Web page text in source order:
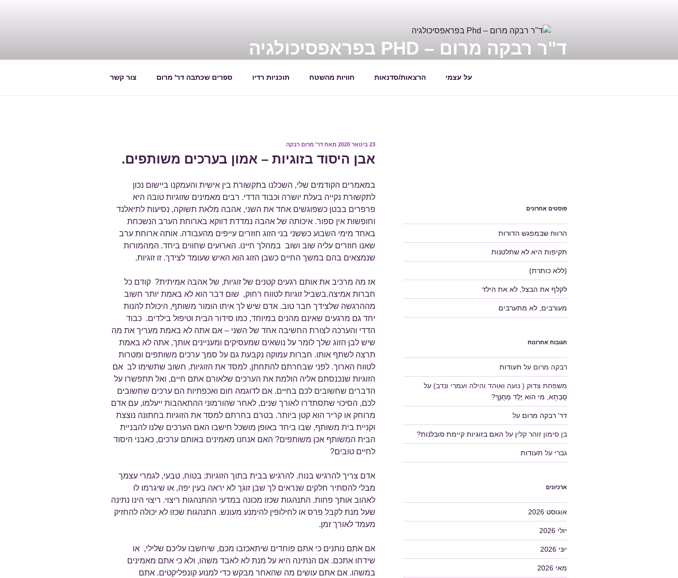
ד"ר רבקה מרום – PHD בפראפסיכולגיה
על עצמי הרצאות/סדנאות חוויות מהשטח תוכניות רדיו ספרים שכתבה דר' מרום צור קשר
פורסם
23 בינואר 2020 מאת דר' מרום רבקה
אבן היסוד בזוגיות – אמון בערכים משותפים.
במאמרים הקודמים שלי, השכלנו בתקשורת בין אישית והעמקנו ביישום נכון
לתקשורת נקייה בעלת יושרה וכבוד הדדי. רבים מאמינים שזוגיות טובה היא
פרפרים בבטן כשפוגשים אחד את השני, אהבה מלאת תשוקה, נסיעות לתיאלנד
וחופשות אין ספור. איכותה של אהבה נמדדת דווקא בארוחת הערב הנשכחת
באחד מימי השבוע כששני בני הזוג חוזרים עייפים מהעבודה. אותה ארוחת ערב
שאנו חוזרים עליה שוב ושוב במהלך חיינו. הארועים שחווים ביחד. המהמורות
שנמצאים בהם במשך החיים כשבן הזוג הוא האיש שעומד לצידך. זו זוגיות.
אז מה מרכיב את אותם רגעים קטנים של זוגיות, של אהבה אמיתית? קודם כל
חברות אמיצה.בשביל זוגיות לטווח רחוק, שום דבר הוא לא באמת יותר חשוב
מההרגשה שלצידך חבר טוב. אדם שיש לך איתו הומור משותף, היכולת להנות
יחד גם מרגעים שאינם מהנים במיוחד, כמו סידור הבית וטיפול בילדים. כבוד
הדדי והערכה לצורת החשיבה אחד של השני – אם אתה לא באמת מעריך את מה
שיש לבן הזוג שלך לומר על נושאים שמעסיקים ומעניינים אותך, אתה לא באמת
תרצה לשתף אותו. חברות עמוקה נקבעת גם על סמך ערכים משותפים ומטרות
לטווח הארוך. לפני שבחרתם להתחתן, למסד את הזוגיות, חשוב שתשימו לב אם
הזוגיות שנכנסתם אליה הולמת את הערכים שלאורם אתם חיים, ואל תתפשרו על
הדברים שחשובים לכם בחיים. אם לדוגמה חום ואכפתיות הם ערכים שחשובים
לכם, הסיכוי שתסתדרו לאורך שנים, לאחר שהורמוני ההתאהבות ייעלמו, עם אדם
מרוחק או קריר הוא קטן ביותר. בטרם בחרתם למסד את הזוגיות בחתונה נוצצת
וקניית בית משותף, שבו ביחד באופן מושכל חישבו האם הערכים שלנו להבניית
הבית המשותף אכן משותפים? האם אנחנו מאמינים באותם ערכים, כאבני היסוד
לחיים טובים?
אדם צריך להרגיש בנוח. להרגיש בבית בתוך הזוגיות: בטוח, טבעי, לגמרי עצמך
מבלי להסתיר חלקים שנראים לך שבן זוגך לא יראה בעין יפה, או שיגרמו לו
לאהוב אותך פחות. התנהגות שכזו מכונה במדעי ההתנהגות ריצוי. ריצוי הינו נתינה
שעל מנת לקבל פרס או לחילופין להימנע מעונש. התנהגות שכזו לא יכולה להחזיק
מעמד לאורך זמן.
אם אתם נותנים כי אתם פוחדים שיתאכזבו מכם, שיחשבו עליכם שלילי, או
שידחו אתכם. אם הנתינה היא על מנת לא לאבד משהו, ולא כי אתם מאמינים
במשהו. אם אתם עושים מה שהאחר מבקש כדי למנוע קונפליקטים. אתם
פוסטים אחרונים
הרווח שבמפגש הדורות
תקיפות היא לא שתלטנות
(ללא כותרת)
לקלף את הבצל, לא את הילד
מעורבים, לא מתערבים
תגובות אחרונות
רבקה מרום על תעודות
משפחת צדוק ( נועה ואוהד והילה ועמרי ונדב) על
סָבְתָא, מִי הוּא יֶלֶד מְחֻנָּךְ?
דר' רבקה מרום על
בן סימון זוהר קלין על האם בזוגיות קיימת סובלנות?
גברי על תעודות
ארכיונים
אוגוסט 2026
יולי 2026
יוני 2026
מאי 2026